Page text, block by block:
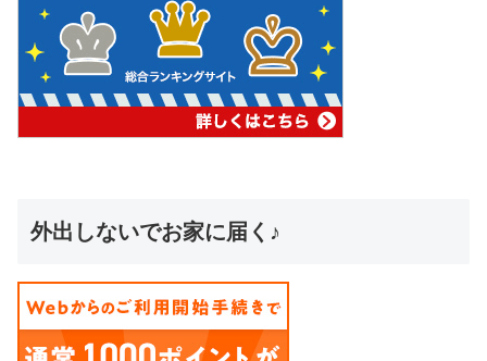
外出しないでお家に届く♪